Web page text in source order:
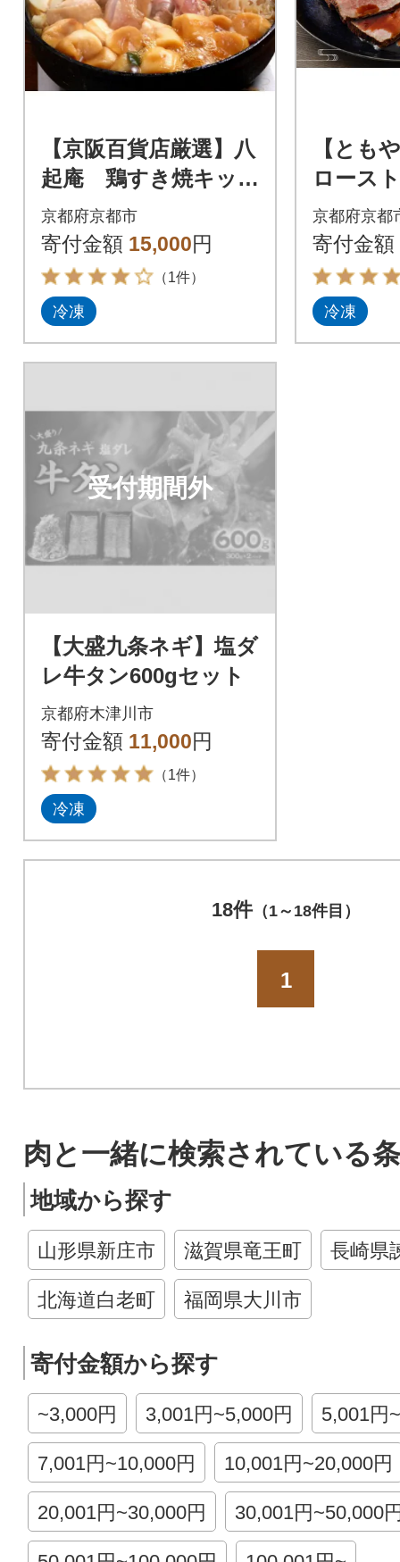
【京阪百貨店厳選】八
起庵 鶏すき焼キッ
ト
京都府京都市
寄付金額 15,000円
（1件）
冷凍
【とも
ロースト
産黒毛
350g
京都府京都
寄付金額
冷凍
受付期間外
【大盛九条ネギ】塩ダ
レ牛タン600gセット
京都府木津川市
寄付金額 11,000円
（1件）
冷凍
18件（1～18件目）
1
肉と一緒に検索されている
地域から探す
山形県新庄市 滋賀県竜王町 長崎県
北海道白老町 福岡県大川市
寄付金額から探す
~3,000円 3,001円~5,000円 5,001円
7,001円~10,000円 10,001円~20,000円
20,001円~30,000円 30,001円~50,000